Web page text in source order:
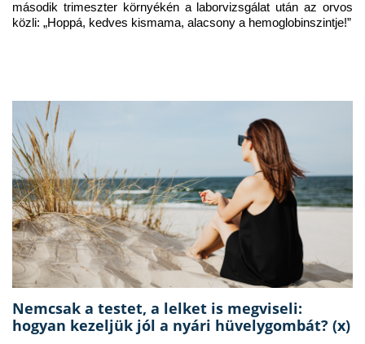
második trimeszter környékén a laborvizsgálat után az orvos
közli: „Hoppá, kedves kismama, alacsony a hemoglobinszintje!”
Nemcsak a testet, a lelket is megviseli:
hogyan kezeljük jól a nyári hüvelygombát? (x)